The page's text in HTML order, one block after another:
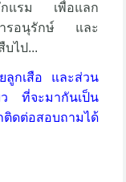
กแรม เพื่อแลก
ารอนุรักษ์ และ
ไป...
ลูกเสือ และส่วน
ว ที่จะมากันเป็น
ดต่อสอบถามได้